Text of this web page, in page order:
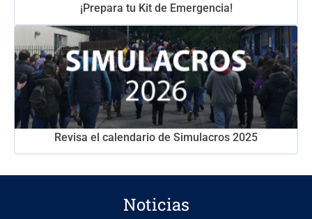
¡Prepara tu Kit de Emergencia!
Revisa el calendario de Simulacros 2025
Noticias